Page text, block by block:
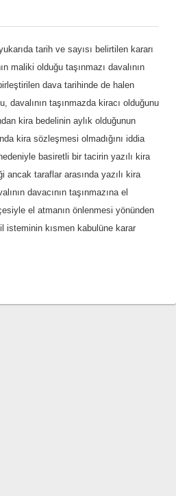
tarih ve sayısı belirtilen kararı
maliki olduğu taşınmazı davalının
dava tarihinde de halen
davalının taşınmazda kiracı olduğunu
kira bedelinin aylık olduğunun
kira sözleşmesi olmadığını iddia
basiretli bir tacirin yazılı kira
ancak taraflar arasında yazılı kira
davacının taşınmazına el
el atmanın önlenmesi yönünden
isteminin kısmen kabulüne karar